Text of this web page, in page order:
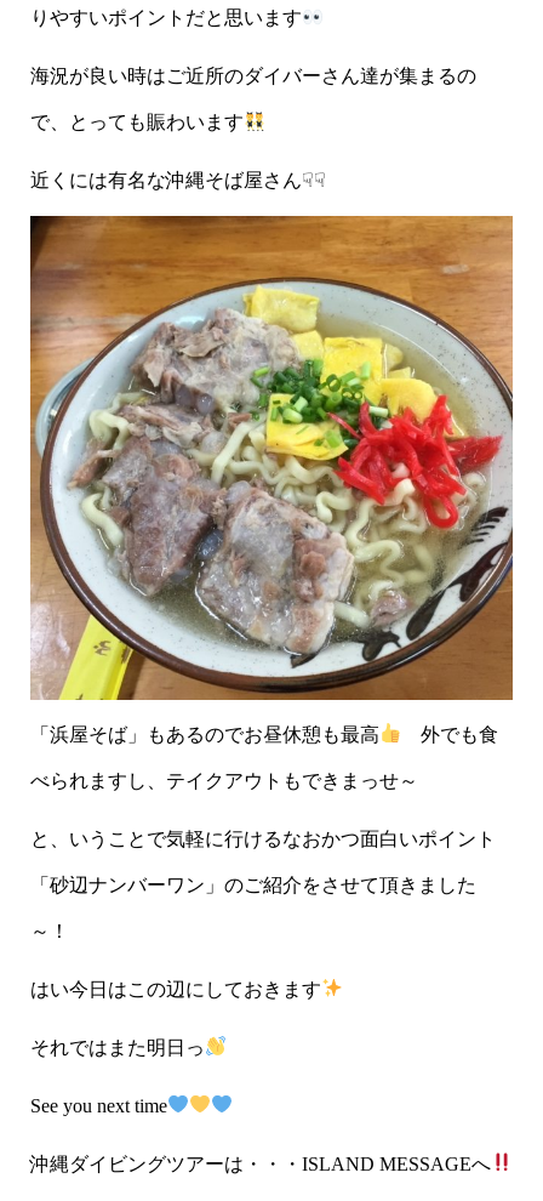
りやすいポイントだと思います
海況が良い時はご近所のダイバーさん達が集まるの
で、とっても賑わいます
近くには有名な沖縄そば屋さん☟☟
「浜屋そば」もあるのでお昼休憩も最高 外でも食
べられますし、テイクアウトもできまっせ～
と、いうことで気軽に行けるなおかつ面白いポイント
「砂辺ナンバーワン」のご紹介をさせて頂きました
～！
はい今日はこの辺にしておきます
それではまた明日っ
See you next time
沖縄ダイビングツアーは・・・ISLAND MESSAGEへ